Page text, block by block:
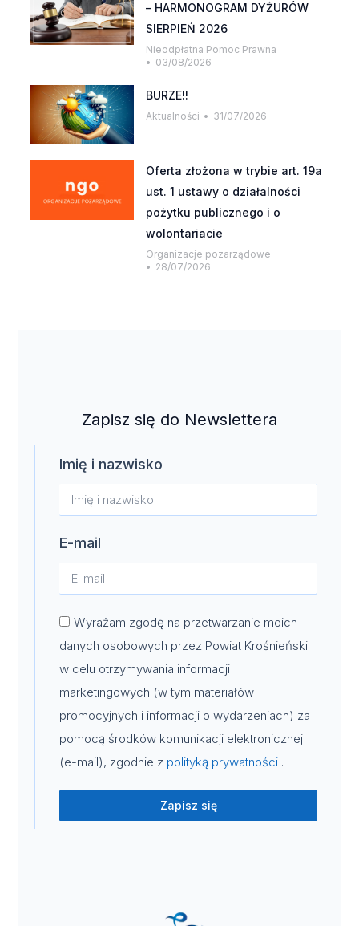
– HARMONOGRAM DYŻURÓW
SIERPIEŃ 2026
Nieodpłatna Pomoc Prawna
03/08/2026
BURZE!!
Aktualności 31/07/2026
Oferta złożona w trybie art. 19a
ust. 1 ustawy o działalności
pożytku publicznego i o
wolontariacie
Organizacje pozarządowe
28/07/2026
Zapisz się do Newslettera
Imię i nazwisko
E-mail
Wyrażam zgodę na przetwarzanie moich
danych osobowych przez Powiat Krośnieński
w celu otrzymywania informacji
marketingowych (w tym materiałów
promocyjnych i informacji o wydarzeniach) za
pomocą środków komunikacji elektronicznej
(e-mail), zgodnie z polityką prywatności .
Zapisz się